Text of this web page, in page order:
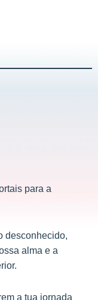
para a
desconhecido,
alma e a
a tua jornada